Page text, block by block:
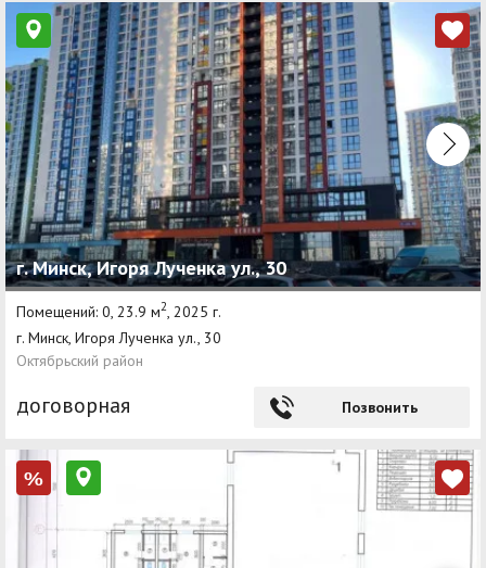
г. Минск, Игоря Лученка ул., 30
Помещений: 0, 23.9 м2, 2025 г.
г. Минск, Игоря Лученка ул., 30
Октябрьский район
договорная Позвонить
%